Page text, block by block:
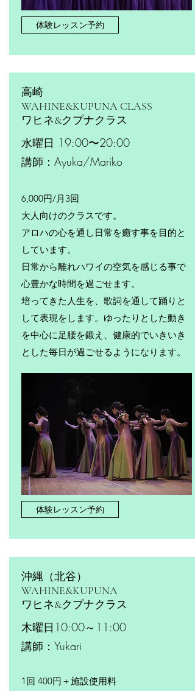
体験レッスン予約
高崎
WAHINE&KUPUNA CLASS
​ワヒネ&クプナクラス
水曜日 19:00〜20:00
​講師：Ayuka/Mariko
6,000円/月3回
大人向けのクラスです。
アロハの心を通し日常を癒す事を目的と
しています。
日常から離れハワイの空気を感じる事で
心豊かな時間を過ごせます。
培ってきた人生を、歌詞を通して踊りと
して表現をします。 ゆったりとした動き
を中心に足腰を鍛え、健康的でいきいき
とした毎日が過ごせるようになります。
体験レッスン予約
沖縄（北谷）
​WAHINE&KUPUNA
ワヒネ&クプナクラス
木曜日10:00～11:00
​講師：Yukari
1回 400円＋施設使用料